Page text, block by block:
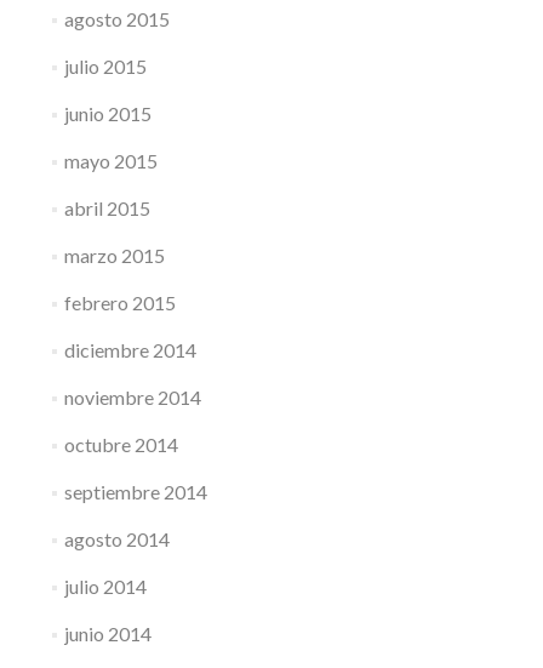
agosto 2015
julio 2015
junio 2015
mayo 2015
abril 2015
marzo 2015
febrero 2015
diciembre 2014
noviembre 2014
octubre 2014
septiembre 2014
agosto 2014
julio 2014
junio 2014